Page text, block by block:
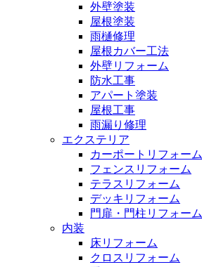
外壁塗装
屋根塗装
雨樋修理
屋根カバー工法
外壁リフォーム
防水工事
アパート塗装
屋根工事
雨漏り修理
エクステリア
カーポートリフォーム
フェンスリフォーム
テラスリフォーム
デッキリフォーム
門扉・門柱リフォーム
内装
床リフォーム
クロスリフォーム